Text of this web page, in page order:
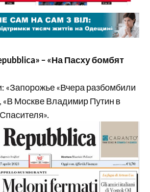
– «На Пасху бомбят
«Запорожье «Вчера разбомбили
«В Москве Владимир Путин в